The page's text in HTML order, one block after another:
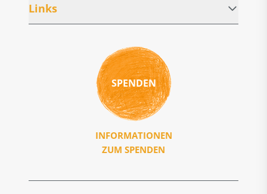
Links
SPENDEN
INFORMATIONEN
ZUM SPENDEN